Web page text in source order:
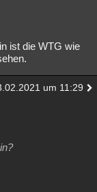
ist die WTG wie
um 11:29